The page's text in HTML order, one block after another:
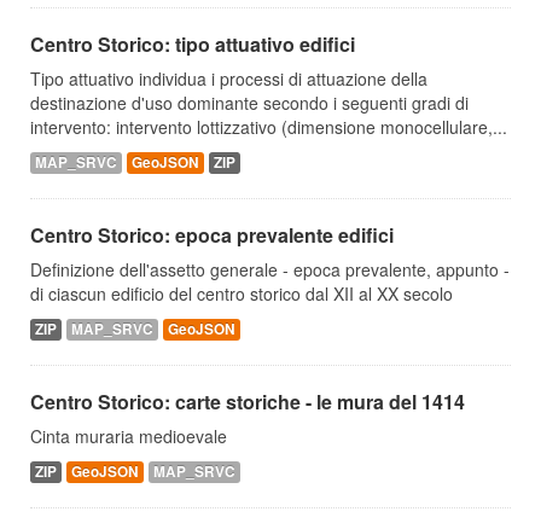
Centro Storico: tipo attuativo edifici
Tipo attuativo individua i processi di attuazione della
destinazione d'uso dominante secondo i seguenti gradi di
intervento: intervento lottizzativo (dimensione monocellulare,...
MAP_SRVC GeoJSON ZIP
Centro Storico: epoca prevalente edifici
Definizione dell'assetto generale - epoca prevalente, appunto -
di ciascun edificio del centro storico dal XII al XX secolo
ZIP MAP_SRVC GeoJSON
Centro Storico: carte storiche - le mura del 1414
Cinta muraria medioevale
ZIP GeoJSON MAP_SRVC